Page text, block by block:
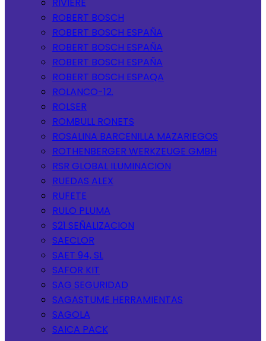
ROBERT BOSCH
ROBERT BOSCH ESPAÑA
ROBERT BOSCH ESPAÑA
ROBERT BOSCH ESPAÑA
ROBERT BOSCH ESPAQA
ROLANCO-12.
ROLSER
ROMBULL RONETS
ROSALINA BARCENILLA MAZARIEGOS
ROTHENBERGER WERKZEUGE GMBH
RSR GLOBAL ILUMINACION
RUEDAS ALEX
RUFETE
RULO PLUMA
S21 SEÑALIZACION
SAECLOR
SAET 94, SL
SAFOR KIT
SAG SEGURIDAD
SAGASTUME HERRAMIENTAS
SAGOLA
SAICA PACK